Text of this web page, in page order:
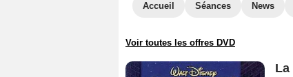
Accueil Séances News
Voir toutes les offres DVD
La